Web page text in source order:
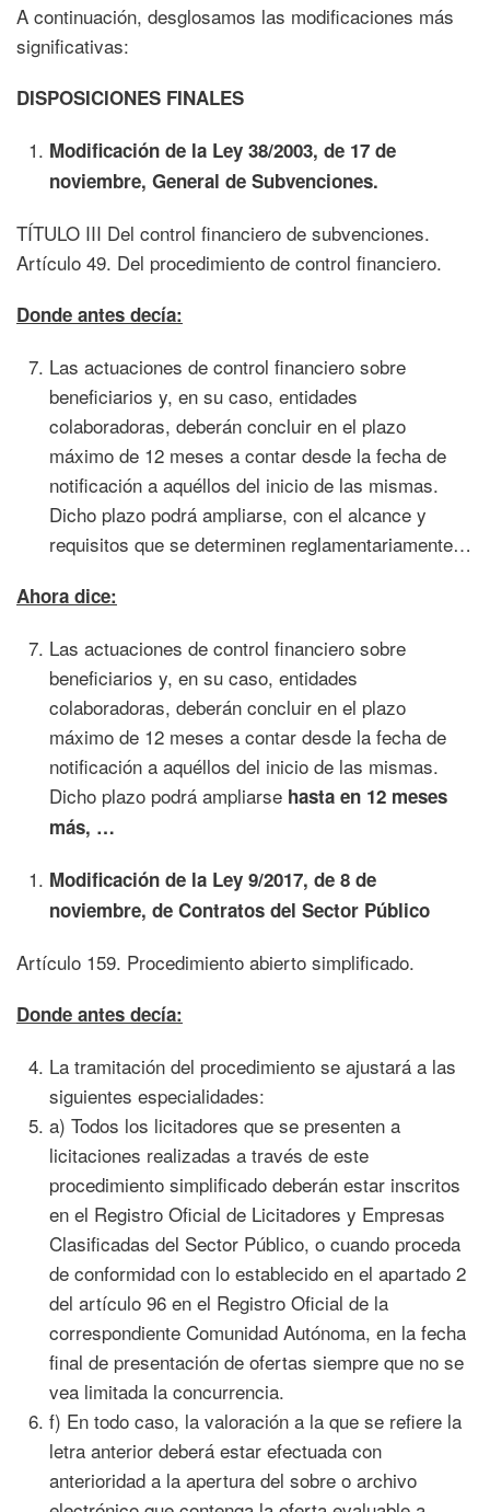
A continuación, desglosamos las modificaciones más
significativas:
DISPOSICIONES FINALES
Modificación de la Ley 38/2003, de 17 de
noviembre, General de Subvenciones.
TÍTULO III Del control financiero de subvenciones.
Artículo 49. Del procedimiento de control financiero.
Donde antes decía:
Las actuaciones de control financiero sobre
beneficiarios y, en su caso, entidades
colaboradoras, deberán concluir en el plazo
máximo de 12 meses a contar desde la fecha de
notificación a aquéllos del inicio de las mismas.
Dicho plazo podrá ampliarse, con el alcance y
requisitos que se determinen reglamentariamente…
Ahora dice:
Las actuaciones de control financiero sobre
beneficiarios y, en su caso, entidades
colaboradoras, deberán concluir en el plazo
máximo de 12 meses a contar desde la fecha de
notificación a aquéllos del inicio de las mismas.
Dicho plazo podrá ampliarse hasta en 12 meses
más, …
Modificación de la Ley 9/2017, de 8 de
noviembre, de Contratos del Sector Público
Artículo 159. Procedimiento abierto simplificado.
Donde antes decía:
La tramitación del procedimiento se ajustará a las
siguientes especialidades:
a) Todos los licitadores que se presenten a
licitaciones realizadas a través de este
procedimiento simplificado deberán estar inscritos
en el Registro Oficial de Licitadores y Empresas
Clasificadas del Sector Público, o cuando proceda
de conformidad con lo establecido en el apartado 2
del artículo 96 en el Registro Oficial de la
correspondiente Comunidad Autónoma, en la fecha
final de presentación de ofertas siempre que no se
vea limitada la concurrencia.
f) En todo caso, la valoración a la que se refiere la
letra anterior deberá estar efectuada con
anterioridad a la apertura del sobre o archivo